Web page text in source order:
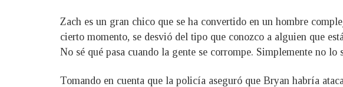
Zach es un gran chico que se ha convertido en un hombre
cierto momento, se desvió del tipo que conozco a alguien que
No sé qué pasa cuando la gente se corrompe. Simplemente no lo
Tomando en cuenta que la policía aseguró que Bryan habría